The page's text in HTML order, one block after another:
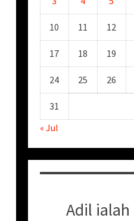
10 11 12
17 18 19
24 25 26
31
« Jul
Adil